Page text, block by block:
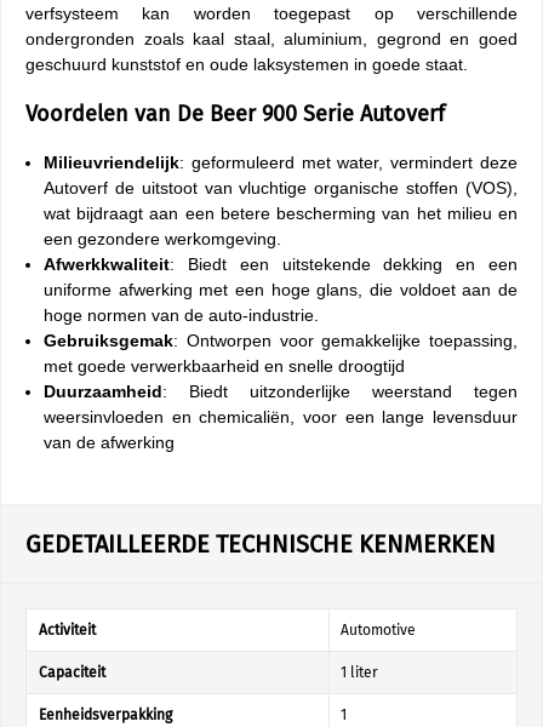
verfsysteem kan worden toegepast op verschillende
ondergronden zoals kaal staal, aluminium, gegrond en goed
geschuurd kunststof en oude laksystemen in goede staat.
Voordelen van De Beer 900 Serie Autoverf
Milieuvriendelijk: geformuleerd met water, vermindert deze
Autoverf de uitstoot van vluchtige organische stoffen (VOS),
wat bijdraagt aan een betere bescherming van het milieu en
een gezondere werkomgeving.
Afwerkkwaliteit: Biedt een uitstekende dekking en een
uniforme afwerking met een hoge glans, die voldoet aan de
hoge normen van de auto-industrie.
Gebruiksgemak: Ontworpen voor gemakkelijke toepassing,
met goede verwerkbaarheid en snelle droogtijd
Duurzaamheid: Biedt uitzonderlijke weerstand tegen
weersinvloeden en chemicaliën, voor een lange levensduur
van de afwerking
GEDETAILLEERDE TECHNISCHE KENMERKEN
Activiteit Automotive
Capaciteit 1 liter
Eenheidsverpakking 1